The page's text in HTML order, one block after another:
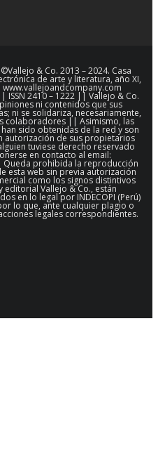
& Co. 2013 – 2024. Casa
de arte y literatura, año XI,
2410 – 1222 || Vallejo & Co.
ni contenidos que sus
ni se solidariza, necesariamente,
colaboradores || Asimismo, las
sido obtenidas de la red y son
autorización de sus propietarios
tuviese derecho reservado
en contacto al email:
prohibida la reproducción
esta web sin previa autorización
como los signos distintivos
editorial Vallejo & Co., están
en lo legal por INDECOPI (Perú)
lo que, ante cualquier plagio o
legales correspondientes.